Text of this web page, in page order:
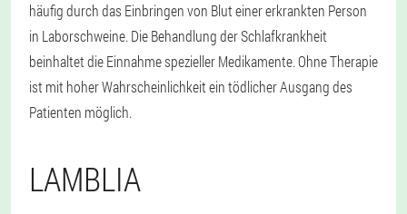
häufig durch das Einbringen von Blut einer erkrankten Person
in Laborschweine. Die Behandlung der Schlafkrankheit
beinhaltet die Einnahme spezieller Medikamente. Ohne Therapie
ist mit hoher Wahrscheinlichkeit ein tödlicher Ausgang des
Patienten möglich.
LAMBLIA